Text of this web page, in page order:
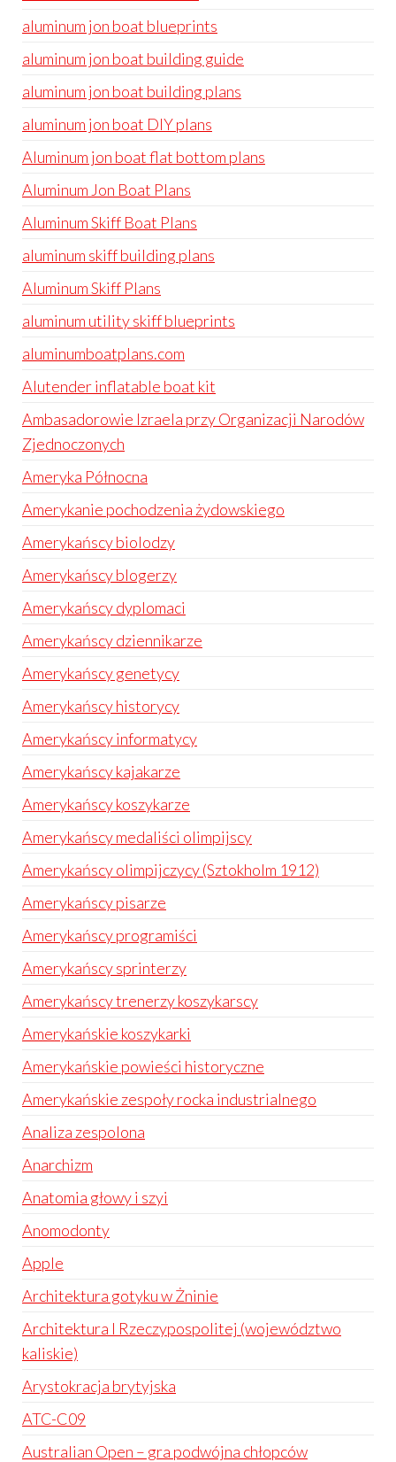
aluminum jon boat blueprints
aluminum jon boat building guide
aluminum jon boat building plans
aluminum jon boat DIY plans
Aluminum jon boat flat bottom plans
Aluminum Jon Boat Plans
Aluminum Skiff Boat Plans
aluminum skiff building plans
Aluminum Skiff Plans
aluminum utility skiff blueprints
aluminumboatplans.com
Alutender inflatable boat kit
Ambasadorowie Izraela przy Organizacji Narodów
Zjednoczonych
Ameryka Północna
Amerykanie pochodzenia żydowskiego
Amerykańscy biolodzy
Amerykańscy blogerzy
Amerykańscy dyplomaci
Amerykańscy dziennikarze
Amerykańscy genetycy
Amerykańscy historycy
Amerykańscy informatycy
Amerykańscy kajakarze
Amerykańscy koszykarze
Amerykańscy medaliści olimpijscy
Amerykańscy olimpijczycy (Sztokholm 1912)
Amerykańscy pisarze
Amerykańscy programiści
Amerykańscy sprinterzy
Amerykańscy trenerzy koszykarscy
Amerykańskie koszykarki
Amerykańskie powieści historyczne
Amerykańskie zespoły rocka industrialnego
Analiza zespolona
Anarchizm
Anatomia głowy i szyi
Anomodonty
Apple
Architektura gotyku w Żninie
Architektura I Rzeczypospolitej (województwo
kaliskie)
Arystokracja brytyjska
ATC-C09
Australian Open – gra podwójna chłopców